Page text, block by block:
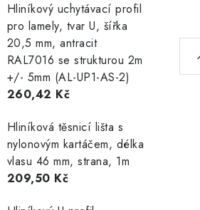
Hliníkový uchytávací profil
pro lamely, tvar U, šířka
20,5 mm, antracit
RAL7016 se strukturou 2m
+/- 5mm (AL-UP1-AS-2)
260,42 Kč
Hliníková těsnicí lišta s
nylonovým kartáčem, délka
vlasu 46 mm, strana, 1m
209,50 Kč
v